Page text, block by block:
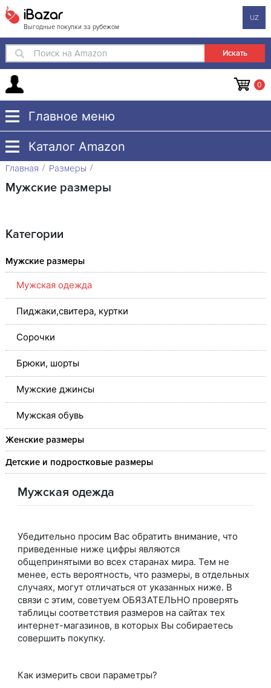
iBazar
Выгодные покупки за рубежом
UZ
Поиск на Amazon
0
Главное меню
Каталог Amazon
Главная Размеры
Мужские размеры
Категории
Мужские размеры
Мужская одежда
Пиджаки,свитера, куртки
Сорочки
Брюки, шорты
Мужские джинсы
Мужская обувь
Женские размеры
Детские и подростковые размеры
Мужская одежда
Убедительно просим Вас обратить внимание, что
приведенные ниже цифры являются
общепринятыми во всех старанах мира. Тем не
менее, есть вероятность, что размеры, в отдельных
случаях, могут отличаться от указанных ниже. В
связи с этим, советуем ОБЯЗАТЕЛЬНО проверять
таблицы соответствия размеров на сайтах тех
интернет-магазинов, в которых Вы собираетесь
совершить покупку.
Как измерить свои параметры?